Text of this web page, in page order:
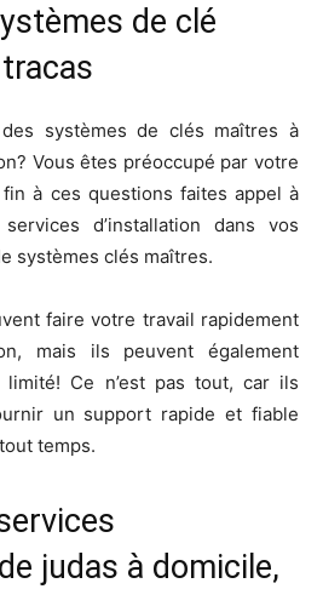
de clé
systèmes de clés maîtres à
Vous êtes préoccupé par votre
à ces questions faites appel à
d’installation dans vos
systèmes clés maîtres.
faire votre travail rapidement
mais ils peuvent également
Ce n’est pas tout, car ils
un support rapide et fiable
temps.
judas à domicile,